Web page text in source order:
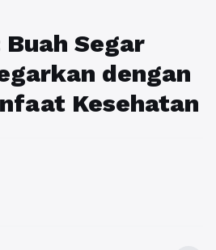
Segar
dengan
Kesehatan